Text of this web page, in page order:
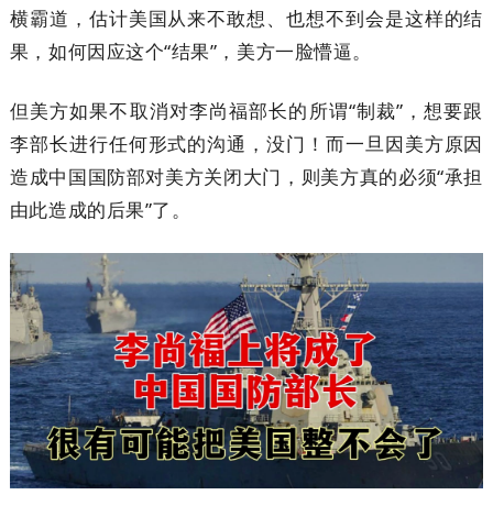
横霸道，估计美国从来不敢想、也想不到会是这样的结
果，如何因应这个“结果”，美方一脸懵逼。
但美方如果不取消对李尚福部长的所谓“制裁”，想要跟
李部长进行任何形式的沟通，没门！而一旦因美方原因
造成中国国防部对美方关闭大门，则美方真的必须“承担
由此造成的后果”了。